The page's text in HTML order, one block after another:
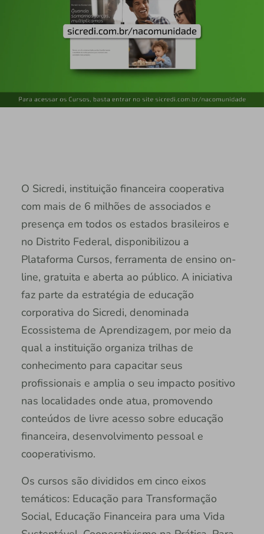
O Sicredi, instituição financeira cooperativa
com mais de 6 milhões de associados e
presença em todos os estados brasileiros e
no Distrito Federal, disponibilizou a
Plataforma Cursos, ferramenta de ensino on-
line, gratuita e aberta ao público. A iniciativa
faz parte da estratégia de educação
corporativa do Sicredi, denominada
Ecossistema de Aprendizagem, por meio da
qual a instituição organiza trilhas de
conhecimento para capacitar seus
profissionais e amplia o seu impacto positivo
nas localidades onde atua, promovendo
conteúdos de livre acesso sobre educação
financeira, desenvolvimento pessoal e
cooperativismo.
Os cursos são divididos em cinco eixos
temáticos: Educação para Transformação
Social, Educação Financeira para uma Vida